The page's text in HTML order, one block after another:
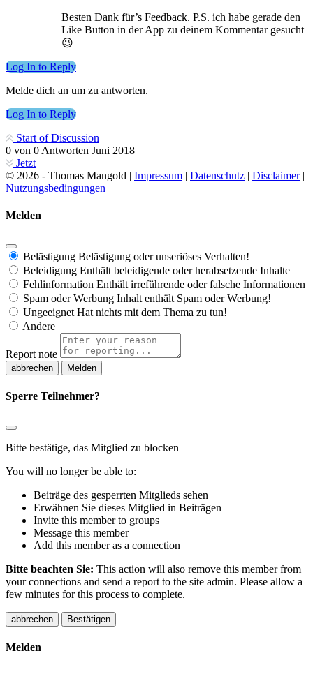
Besten Dank für’s Feedback. P.S. ich habe gerade den
Like Button in der App zu deinem Kommentar gesucht
😉
Log In to Reply
Melde dich an um zu antworten.
Log In to Reply
Start of Discussion
0 von 0 Antworten Juni 2018
Jetzt
© 2026 - Thomas Mangold | Impressum | Datenschutz | Disclaimer|
Nutzungsbedingungen
Melden
Belästigung Belästigung oder unseriöses Verhalten!
Beleidigung Enthält beleidigende oder herabsetzende Inhalte
Fehlinformation Enthält irreführende oder falsche Informationen
Spam oder Werbung Inhalt enthält Spam oder Werbung!
Ungeeignet Hat nichts mit dem Thema zu tun!
Andere
Report note
Melden
Sperre Teilnehmer?
Bitte bestätige, das Mitglied zu blocken
You will no longer be able to:
Beiträge des gesperrten Mitglieds sehen
Erwähnen Sie dieses Mitglied in Beiträgen
Invite this member to groups
Message this member
Add this member as a connection
Bitte beachten Sie: This action will also remove this member from
your connections and send a report to the site admin. Please allow a
few minutes for this process to complete.
Bestätigen
Melden